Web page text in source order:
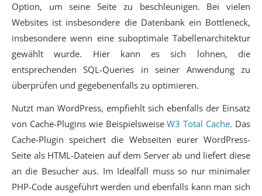
Option, um seine Seite zu beschleunigen. Bei vielen
Websites ist insbesondere die Datenbank ein Bottleneck,
insbesondere wenn eine suboptimale Tabellenarchitektur
gewählt wurde. Hier kann es sich lohnen, die
entsprechenden SQL-Queries in seiner Anwendung zu
überprüfen und gegebenenfalls zu optimieren.
Nutzt man WordPress, empfiehlt sich ebenfalls der Einsatz
von Cache-Plugins wie BeispielsweiseW3 Total Cache. Das
Cache-Plugin speichert die Webseiten eurer WordPress-
Seite als HTML-Dateien auf dem Server ab und liefert diese
an die Besucher aus. Im Idealfall muss so nur minimaler
PHP-Code ausgeführt werden und ebenfalls kann man sich